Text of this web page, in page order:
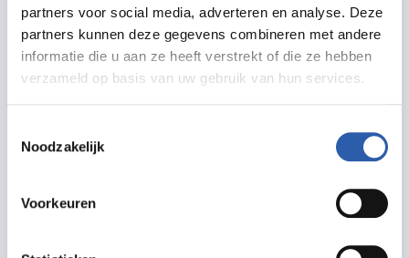
partners voor social media, adverteren en analyse. Deze
partners kunnen deze gegevens combineren met andere
informatie die u aan ze heeft verstrekt of die ze hebben
verzameld op basis van uw gebruik van hun services.
Noodzakelijk
Voorkeuren
Routebeschrijving
info@elpeesvankees.nl